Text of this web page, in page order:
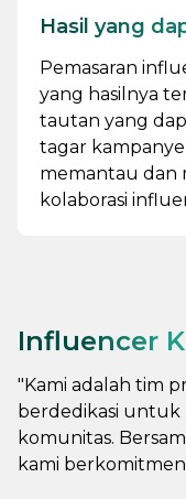
Hasil yang
Pemasaran
yang hasilnya
tautan yang
tagar
memantau dan
kolaborasi
Influencer
" Kami adalah tim
berdedikasi untuk
komunitas.
kami